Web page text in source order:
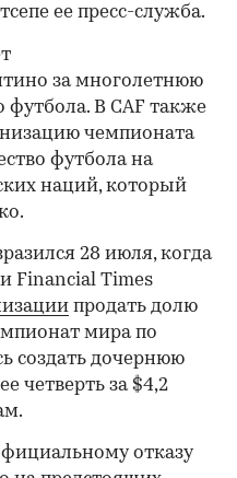
ее пресс-служба.
за многолетнюю
В CAF также
чемпионата
футбола на
наций, который
28 июля, когда
Financial Times
продать долю
мира по
создать дочернюю
четверть за $4,2
отказу